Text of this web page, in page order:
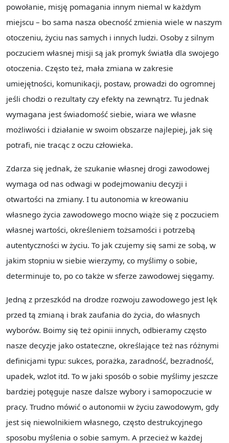
powołanie, misję pomagania innym niemal w każdym
miejscu – bo sama nasza obecność zmienia wiele w naszym
otoczeniu, życiu nas samych i innych ludzi. Osoby z silnym
poczuciem własnej misji są jak promyk światła dla swojego
otoczenia. Często też, mała zmiana w zakresie
umiejętności, komunikacji, postaw, prowadzi do ogromnej
jeśli chodzi o rezultaty czy efekty na zewnątrz. Tu jednak
wymagana jest świadomość siebie, wiara we własne
możliwości i działanie w swoim obszarze najlepiej, jak się
potrafi, nie tracąc z oczu człowieka.
Zdarza się jednak, że szukanie własnej drogi zawodowej
wymaga od nas odwagi w podejmowaniu decyzji i
otwartości na zmiany. I tu autonomia w kreowaniu
własnego życia zawodowego mocno wiąże się z poczuciem
własnej wartości, określeniem tożsamości i potrzebą
autentyczności w życiu. To jak czujemy się sami ze sobą, w
jakim stopniu w siebie wierzymy, co myślimy o sobie,
determinuje to, po co także w sferze zawodowej sięgamy.
Jedną z przeszkód na drodze rozwoju zawodowego jest lęk
przed tą zmianą i brak zaufania do życia, do własnych
wyborów. Boimy się też opinii innych, odbieramy często
nasze decyzje jako ostateczne, określające też nas różnymi
definicjami typu: sukces, porażka, zaradność, bezradność,
upadek, wzlot itd. To w jaki sposób o sobie myślimy jeszcze
bardziej potęguje nasze dalsze wybory i samopoczucie w
pracy. Trudno mówić o autonomii w życiu zawodowym, gdy
jest się niewolnikiem własnego, często destrukcyjnego
sposobu myślenia o sobie samym. A przecież w każdej